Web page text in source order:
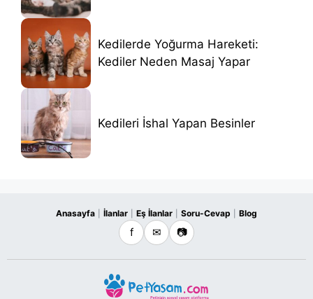
Kedilerde Yoğurma Hareketi:
Kediler Neden Masaj Yapar
Kedileri İshal Yapan Besinler
Anasayfa İlanlar Eş İlanlar Soru-Cevap Blog
f ✉ 📷